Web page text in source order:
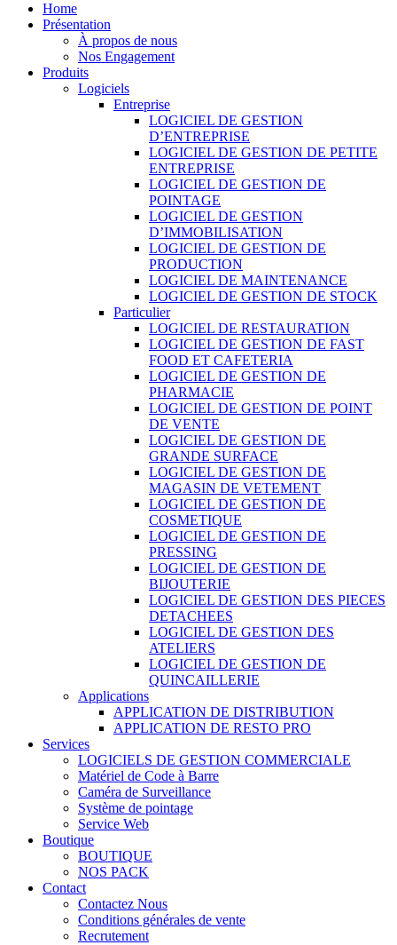
Home
Présentation
À propos de nous
Nos Engagement
Produits
Logiciels
Entreprise
LOGICIEL DE GESTION
D’ENTREPRISE
LOGICIEL DE GESTION DE PETITE
ENTREPRISE
LOGICIEL DE GESTION DE
POINTAGE
LOGICIEL DE GESTION
D’IMMOBILISATION
LOGICIEL DE GESTION DE
PRODUCTION
LOGICIEL DE MAINTENANCE
LOGICIEL DE GESTION DE STOCK
Particulier
LOGICIEL DE RESTAURATION
LOGICIEL DE GESTION DE FAST
FOOD ET CAFETERIA
LOGICIEL DE GESTION DE
PHARMACIE
LOGICIEL DE GESTION DE POINT
DE VENTE
LOGICIEL DE GESTION DE
GRANDE SURFACE
LOGICIEL DE GESTION DE
MAGASIN DE VETEMENT
LOGICIEL DE GESTION DE
COSMETIQUE
LOGICIEL DE GESTION DE
PRESSING
LOGICIEL DE GESTION DE
BIJOUTERIE
LOGICIEL DE GESTION DES PIECES
DETACHEES
LOGICIEL DE GESTION DES
ATELIERS
LOGICIEL DE GESTION DE
QUINCAILLERIE
Applications
APPLICATION DE DISTRIBUTION
APPLICATION DE RESTO PRO
Services
LOGICIELS DE GESTION COMMERCIALE
Matériel de Code à Barre
Caméra de Surveillance
Système de pointage
Service Web
Boutique
BOUTIQUE
NOS PACK
Contact
Contactez Nous
Conditions générales de vente
Recrutement